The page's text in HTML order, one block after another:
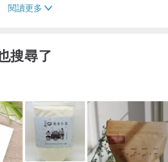
接服用或搭配40℃以下的開水，也可加
直接口服（空腹時吸收效果最佳）或加
中。
閱讀更多
搜尋了